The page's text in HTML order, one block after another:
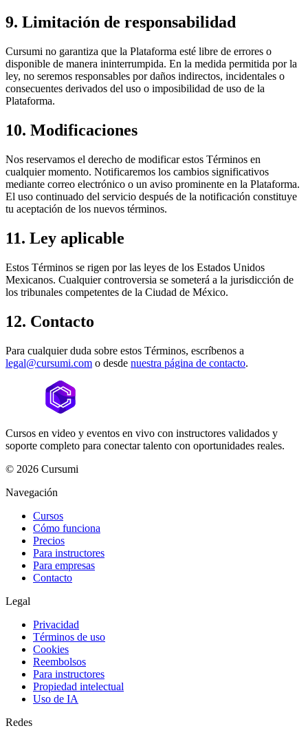
9. Limitación de responsabilidad
Cursumi no garantiza que la Plataforma esté libre de errores o
disponible de manera ininterrumpida. En la medida permitida por la
ley, no seremos responsables por daños indirectos, incidentales o
consecuentes derivados del uso o imposibilidad de uso de la
Plataforma.
10. Modificaciones
Nos reservamos el derecho de modificar estos Términos en
cualquier momento. Notificaremos los cambios significativos
mediante correo electrónico o un aviso prominente en la Plataforma.
El uso continuado del servicio después de la notificación constituye
tu aceptación de los nuevos términos.
11. Ley aplicable
Estos Términos se rigen por las leyes de los Estados Unidos
Mexicanos. Cualquier controversia se someterá a la jurisdicción de
los tribunales competentes de la Ciudad de México.
12. Contacto
Para cualquier duda sobre estos Términos, escríbenos a
legal@cursumi.com o desde nuestra página de contacto.
Cursos en video y eventos en vivo con instructores validados y
soporte completo para conectar talento con oportunidades reales.
© 2026 Cursumi
Navegación
Cursos
Cómo funciona
Precios
Para instructores
Para empresas
Contacto
Legal
Privacidad
Términos de uso
Cookies
Reembolsos
Para instructores
Propiedad intelectual
Uso de IA
Redes